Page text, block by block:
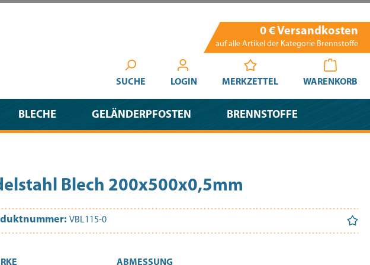
0 € Versandkosten
auf alle Artikel der Kategorie Brennstoffe
SUCHE LOGIN MERKZETTEL WARENKORB
BLECHE GELÄNDERPFOSTEN BRENNSTOFFE
Blech 200x500x0,5mm
VBL115-0
ABMESSUNG